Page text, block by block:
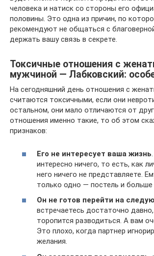
человека и натиск со стороны его
половины. Это одна из причин, по
рекомендуют не общаться с
держать вашу связь в секрете.
Токсичные отношения с
мужчиной — Лабковский:
На сегодняшний день отношения с
считаются токсичными, если они
остальном, они мало отличаются от
отношения именно такие, то об этом
признаков:
Его не интересует ваша жизнь
интересно ничего, то есть, как
него ничего не представляете.
только одно — постель и больше
Он не готов перейти на
встречаетесь достаточно
торопится разводиться. А вам
Это плохо, когда партнер
желания.